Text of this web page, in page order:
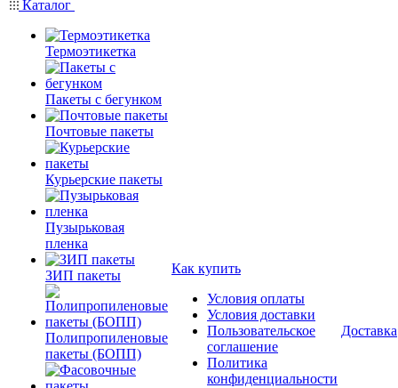
Каталог
Термоэтикетка
Пакеты с бегунком
Почтовые пакеты
Курьерские пакеты
Пузырьковая
пленка
ЗИП пакеты
Полипропиленовые
пакеты (БОПП)
Как купить
Условия оплаты
Условия доставки
Пользовательское
соглашение
Политика
конфиденциальности
Доставка